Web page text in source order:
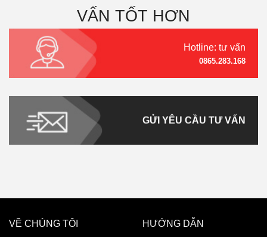
VẤN TỐT HƠN
Hotline: tư vấn
0865.283.168
GỬI YÊU CẦU TƯ VẤN
VỀ CHÚNG TÔI
HƯỚNG DẪN